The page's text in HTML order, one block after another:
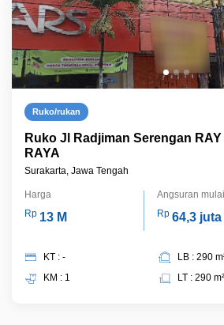
Ruko/rukan
Ruko Jl Radjiman Serengan RAY
RAYA
Surakarta, Jawa Tengah
Harga
Rp 13 M
Angsuran
Rp 64,3 juta
KT : -
KM : 1
LB : 290
LT : 290 m²